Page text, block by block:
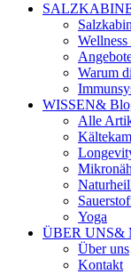
Warum
WISSEN&
Alle
Yoga
ÜBER UNS&
Über uns
Kontakt